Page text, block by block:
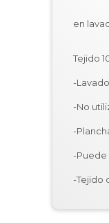
y
en
Tejido
-
-No
-
-Puede
-Tejido